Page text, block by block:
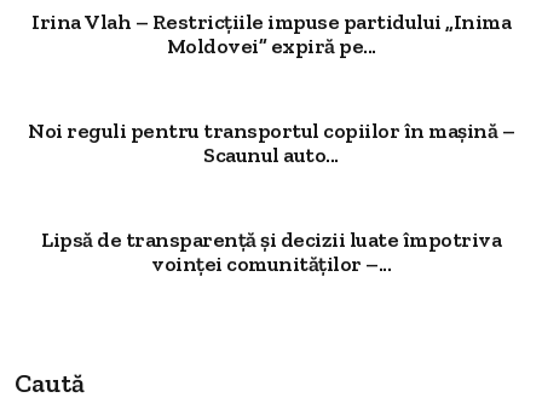
Irina Vlah – Restricțiile impuse partidului „Inima
Moldovei” expiră pe...
Noi reguli pentru transportul copiilor în mașină –
Scaunul auto...
Lipsă de transparență și decizii luate împotriva
voinței comunităților –...
Caută